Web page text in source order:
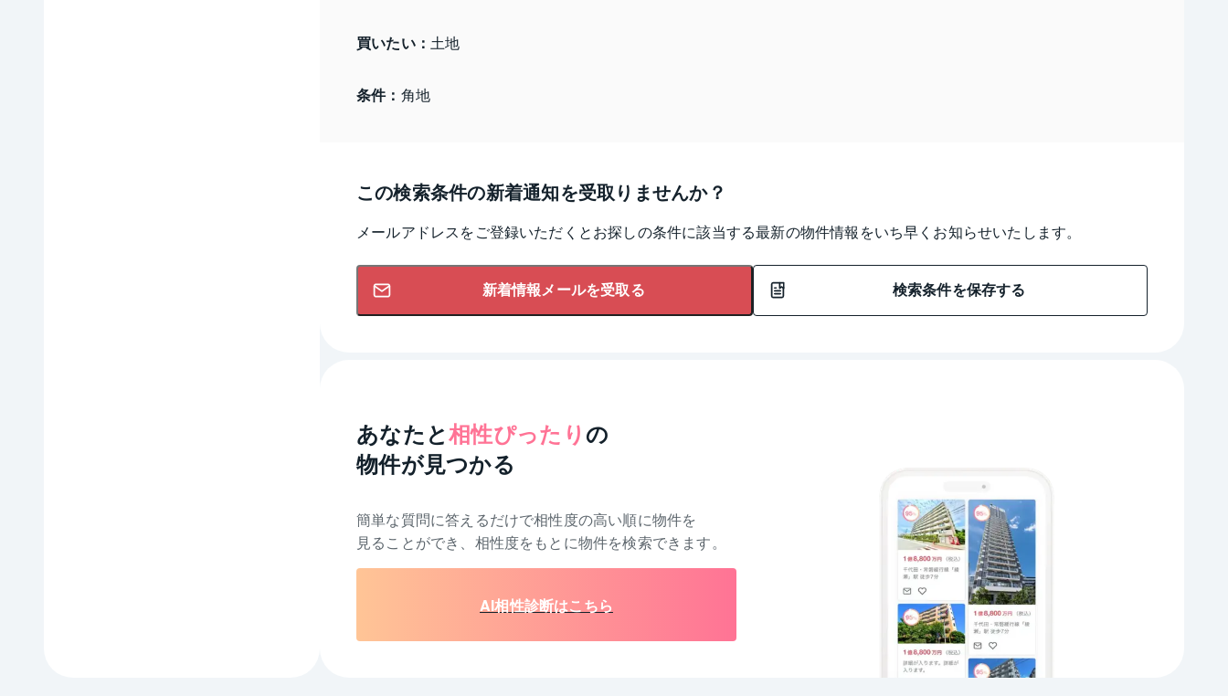
買いたい： 土地
条件： 角地
この検索条件の新着通知を受取りませんか？
メールアドレスをご登録いただくとお探しの条件に該当する最新の物件情報をいち早くお知らせいたします。
新着情報メールを受取る 検索条件を保存する
あなたと相性ぴったり の
物件が見つかる
簡単な質問に答えるだけで相性度の高い順に物件を
見ることができ、相性度をもとに物件を検索できます。
AI相性診断はこちら